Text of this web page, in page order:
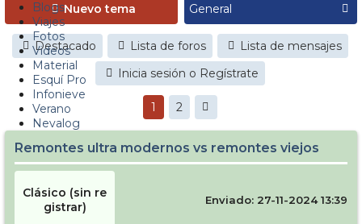
Blogs
Viajes
Fotos
Videos
Material
Esquí Pro
Infonieve
Verano
Nevalog
Nuevo tema
Destacado Lista de foros
Lista de mensajes
Inicia sesión o Regístrate
1 2
Remontes ultra modernos vs remontes viejos
Clásico (sin re
gistrar)
Enviado: 27-11-2024 13:39